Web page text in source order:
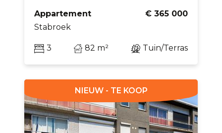
Appartement
€ 365 000
Stabroek
3 82 m² Tuin/Terras
NIEUW - TE KOOP